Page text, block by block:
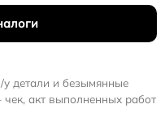
у детали и безымянные
акт выполненных работ